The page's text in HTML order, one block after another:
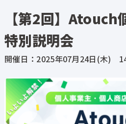
【第2回】Atouch
特別説明会
開催日：2025年07月24日(木)